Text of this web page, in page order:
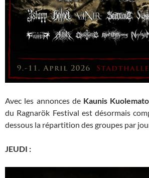
Avec les annonces de Kaunis
du Ragnarök Festival est désormais
dessous la répartition des groupes par
JEUDI :